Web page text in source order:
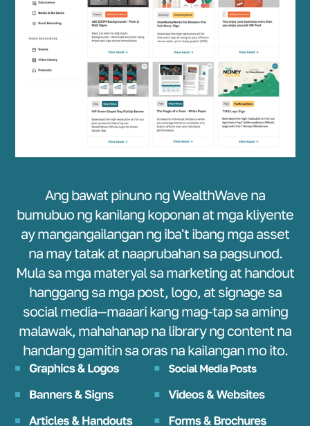
Ang bawat pinuno ng WealthWave na
bumubuo ng kanilang koponan at mga kliyente
ay mangangailangan ng iba't ibang mga asset
na may tatak at naaprubahan sa pagsunod.
Mula sa mga materyal sa marketing at handout
hanggang sa mga post, logo, at signage sa
social media—maaari kang mag-tap sa aming
malawak, mahahanap na library ng content na
handang gamitin sa oras na kailangan mo ito.